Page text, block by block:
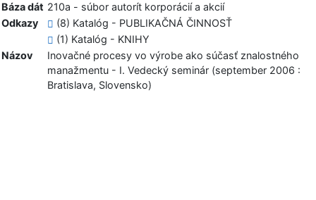
Báza dát 210a - súbor autorít korporácií a akcií
Odkazy
(8) Katalóg - PUBLIKAČNÁ ČINNOSŤ
(1) Katalóg - KNIHY
Názov
Inovačné procesy vo výrobe ako súčasť znalostného
manažmentu - I. Vedecký seminár (september 2006 :
Bratislava, Slovensko)